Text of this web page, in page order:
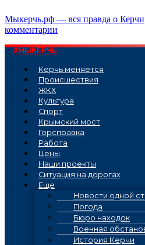
к
содержимому
Мыкерчь.рф — вся правда о
комментарии
#МЫКЕРЧЬ
Керчь меняется
Проиcшествия
ЖКХ
Культура
Спорт
Крымский мост
Горсправка
Работа
Цены
Наши проекты
Ситуация на дорогах
Еще
Новости одной
Погода
Бюро находок
Военная
История Керчи